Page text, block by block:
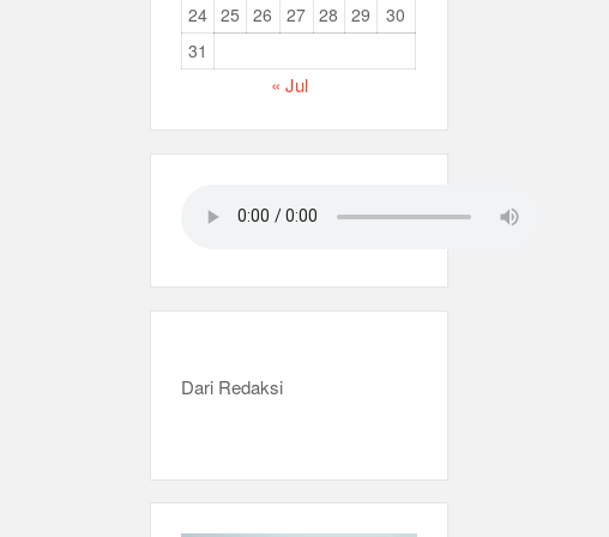
24 25 26 27 28 29
30
31
« Jul
Dari Redaksi